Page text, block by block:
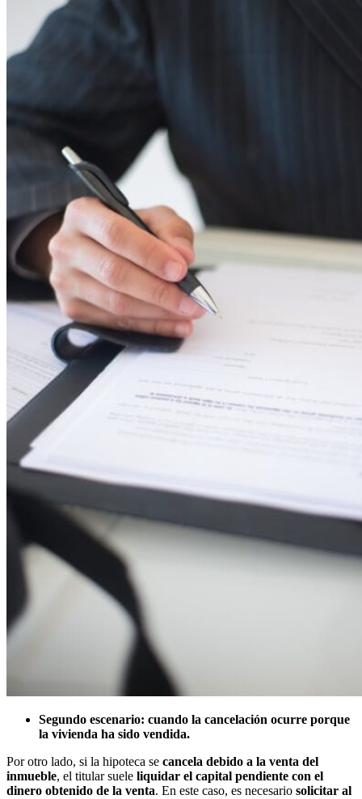
Segundo escenario: cuando la cancelación ocurre porque
la vivienda ha sido vendida.
Por otro lado, si la hipoteca se cancela debido a la venta del
inmueble, el titular suele liquidar el capital pendiente con el
dinero obtenido de la venta. En este caso, es necesario solicitar al